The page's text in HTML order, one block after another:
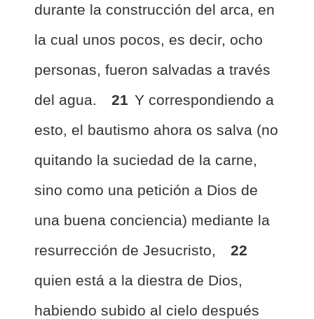
durante la construcción del arca, en
la cual unos pocos, es decir, ocho
personas, fueron salvadas a través
del agua.
21 Y correspondiendo a
esto, el bautismo ahora os salva (no
quitando la suciedad de la carne,
sino como una petición a Dios de
una buena conciencia) mediante la
resurrección de Jesucristo,
22
quien está a la diestra de Dios,
habiendo subido al cielo después